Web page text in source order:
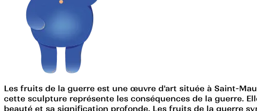
Les fruits de la guerre est une œuvre d'art située à Saint-
cette sculpture représente les conséquences de la guerre.
beauté et sa signification profonde. Les fruits de la guerre